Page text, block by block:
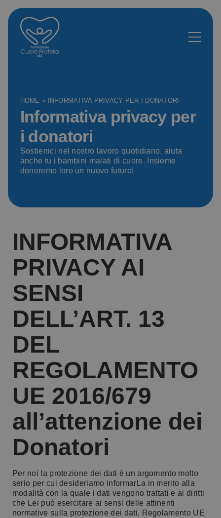
HOME » INFORMATIVA PRIVACY PER I DONATORI
Informativa privacy per
i donatori
Sostienici nel nostro lavoro quotidiano, aiuta
anche tu i bambini malati di cuore. Insieme
doneremo loro un nuovo futuro!
INFORMATIVA
PRIVACY AI
SENSI
DELL’ART. 13
DEL
REGOLAMENTO
UE 2016/679
all’attenzione dei
Donatori
Per noi la protezione dei dati è un argomento molto
serio per cui desideriamo informarLa in merito alla
modalità con la quale i dati vengono trattati e ai diritti
che Lei può esercitare ai sensi delle attinenti
normative sulla protezione dei dati, Regolamento UE